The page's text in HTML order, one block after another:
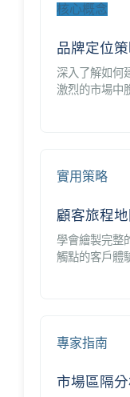
核心概念
品牌定位
深入了解如何
激烈的市場中
實用策略
顧客旅程
學會繪製完整
觸點的客戶體
專家指南
市場區隔